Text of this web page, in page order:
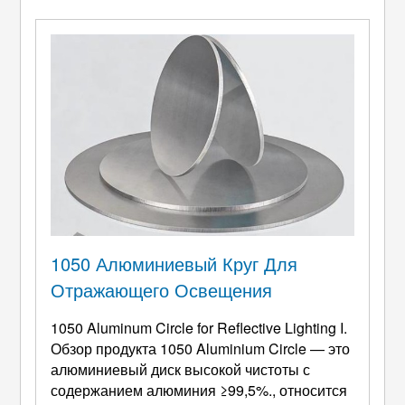
неровные края. Заусенцы могут нарушить
сборку, влияют на механические
характеристики, и потому что я ...
1050 Алюминиевый Круг Для
Отражающего Освещения
1050Aluminum Circle for Reflective Lighting I.
Обзор продукта 1050 Aluminium Circle — это
алюминиевый диск высокой чистоты с
содержанием алюминия ≥99,5%., относится